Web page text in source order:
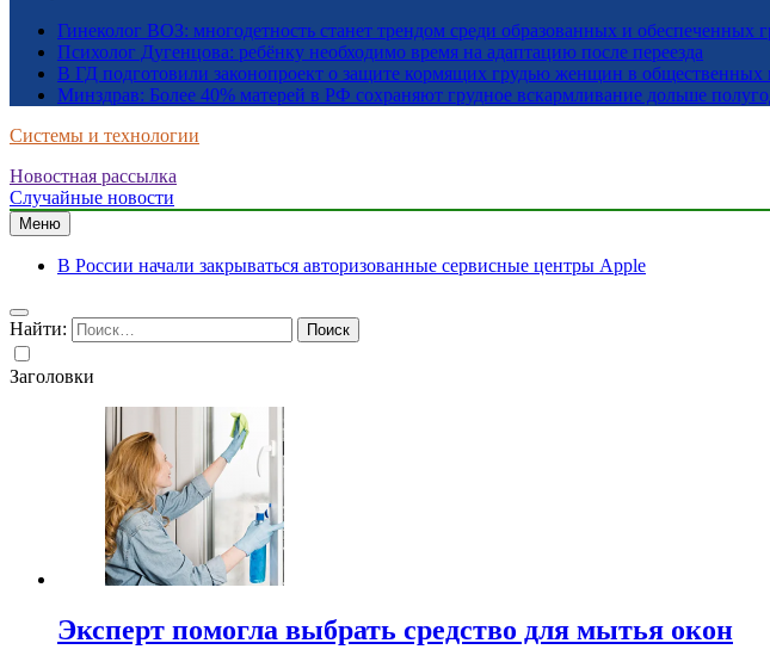
Гинеколог ВОЗ: многодетность станет трендом среди образованных и обеспеченных
Психолог Дугенцова: ребёнку необходимо время на адаптацию после переезда
В ГД подготовили законопроект о защите кормящих грудью женщин в общественных
Минздрав: Более 40% матерей в РФ сохраняют грудное вскармливание дольше
Системы и технологии
Новостная рассылка
Случайные новости
Меню
В России начали закрываться авторизованные сервисные центры Apple
Найти:
Заголовки
Эксперт помогла выбрать средство для мытья окон